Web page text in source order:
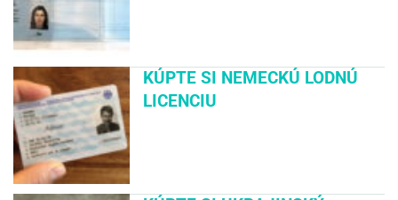
KÚPTE SI NEMECKÚ LODNÚ
LICENCIU